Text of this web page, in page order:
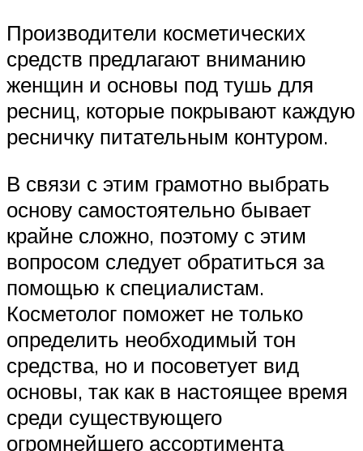
Производители косметических
средств предлагают вниманию
женщин и основы под тушь для
ресниц, которые покрывают каждую
ресничку питательным контуром.
В связи с этим грамотно выбрать
основу самостоятельно бывает
крайне сложно, поэтому с этим
вопросом следует обратиться за
помощью к специалистам.
Косметолог поможет не только
определить необходимый тон
средства, но и посоветует вид
основы, так как в настоящее время
среди существующего
огромнейшего ассортимента